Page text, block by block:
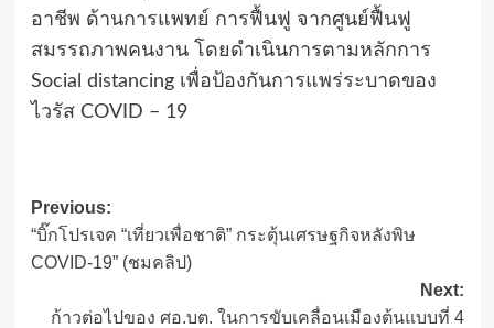
อาชีพ ด้านการแพทย์ การฟื้นฟู จากศูนย์ฟื้นฟู
สมรรถภาพคนงาน โดยดำเนินการตามหลักการ
Social distancing เพื่อป้องกันการแพร่ระบาดของ
ไวรัส COVID – 19
Post
navigation
Previous:
“บิ๊กโปรเจค “เที่ยวเพื่อชาติ” กระตุ้นเศรษฐกิจหลังพิษ
COVID-19” (ชมคลิป)
Next:
ก้าวต่อไปของ ศอ.บต. ในการขับเคลื่อนเมืองต้นแบบที่ 4